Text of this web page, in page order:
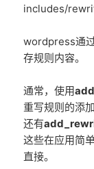
includes/
wordpress通
存规则内容。
通常，使用
重写规则的添
还有
这些在应用简
直接。